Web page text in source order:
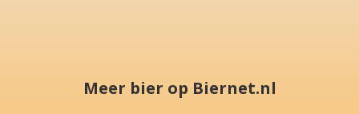
Meer bier op Biernet.nl